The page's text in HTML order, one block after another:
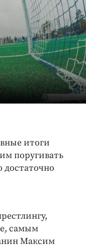
итоги
поругивать
достаточно
самым
Максим